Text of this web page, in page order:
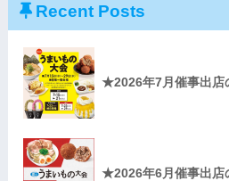
Recent Posts
★2026年7月催事出
★2026年6月催事出